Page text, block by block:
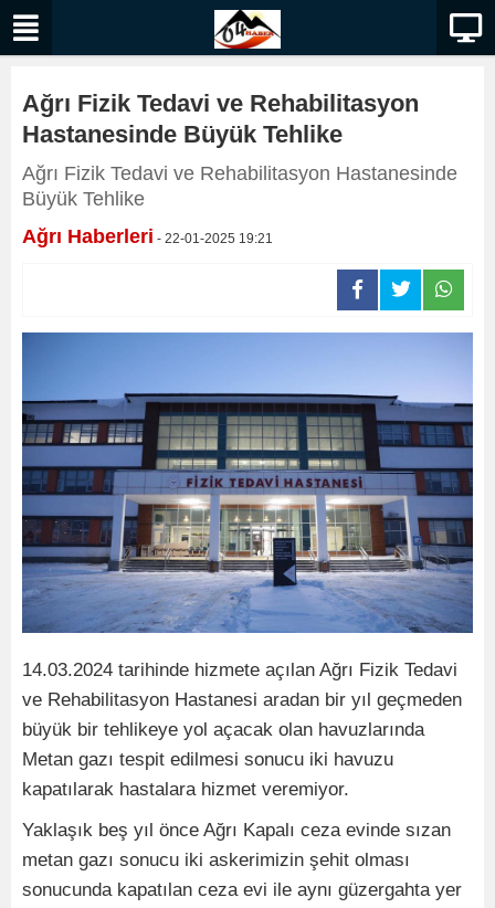
Ağrı Fizik Tedavi ve Rehabilitasyon
Hastanesinde Büyük Tehlike
Ağrı Fizik Tedavi ve Rehabilitasyon Hastanesinde
Büyük Tehlike
Ağrı Haberleri - 22-01-2025 19:21
14.03.2024 tarihinde hizmete açılan Ağrı Fizik Tedavi
ve Rehabilitasyon Hastanesi aradan bir yıl geçmeden
büyük bir tehlikeye yol açacak olan havuzlarında
Metan gazı tespit edilmesi sonucu iki havuzu
kapatılarak hastalara hizmet veremiyor.
Yaklaşık beş yıl önce Ağrı Kapalı ceza evinde sızan
metan gazı sonucu iki askerimizin şehit olması
sonucunda kapatılan ceza evi ile aynı güzergahta yer